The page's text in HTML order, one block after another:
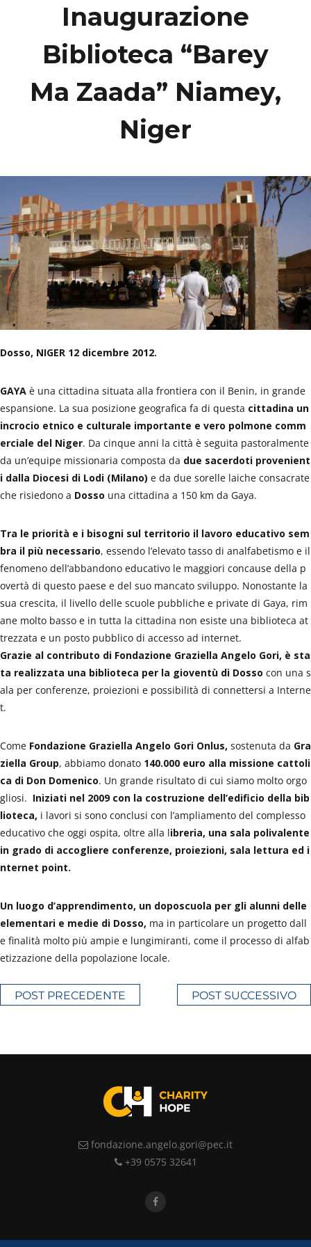
Inaugurazione
Biblioteca “Barey
Ma Zaada” Niamey,
Niger
Dosso, NIGER 12 dicembre 2012.
GAYA è una cittadina situata alla frontiera con il Benin, in grande
espansione. La sua posizione geografica fa di questa cittadina un
incrocio etnico e culturale importante e vero polmone comm
erciale del Niger. Da cinque anni la città è seguita pastoralmente
da un’equipe missionaria composta da due sacerdoti provenient
i dalla Diocesi di Lodi (Milano) e da due sorelle laiche consacrate
che risiedono a Dosso una cittadina a 150 km da Gaya.
Tra le priorità e i bisogni sul territorio il lavoro educativo sem
bra il più necessario, essendo l’elevato tasso di analfabetismo e il
fenomeno dell’abbandono educativo le maggiori concause della p
overtà di questo paese e del suo mancato sviluppo. Nonostante la
sua crescita, il livello delle scuole pubbliche e private di Gaya, rim
ane molto basso e in tutta la cittadina non esiste una biblioteca at
trezzata e un posto pubblico di accesso ad internet.
Grazie al contributo di Fondazione Graziella Angelo Gori, è sta
ta realizzata una biblioteca per la gioventù di Dosso con una s
ala per conferenze, proiezioni e possibilità di connettersi a Interne
t.
Come Fondazione Graziella Angelo Gori Onlus, sostenuta da Gra
ziella Group, abbiamo donato 140.000 euro alla missione cattoli
ca di Don Domenico. Un grande risultato di cui siamo molto orgo
gliosi. Iniziati nel 2009 con la costruzione dell’edificio della bib
lioteca, i lavori si sono conclusi con l’ampliamento del complesso
educativo che oggi ospita, oltre alla libreria, una sala polivalente
in grado di accogliere conferenze, proiezioni, sala lettura ed i
nternet point.
Un luogo d’apprendimento, un doposcuola per gli alunni delle
elementari e medie di Dosso, ma in particolare un progetto dall
e finalità molto più ampie e lungimiranti, come il processo di alfab
etizzazione della popolazione locale.
POST PRECEDENTE POST SUCCESSIVO
fondazione.angelo.gori@pec.it
+39 0575 32641